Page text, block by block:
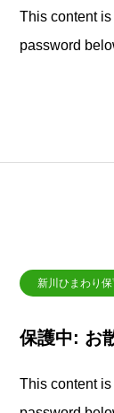
This content
password
新川ひまわり保
保護中: お
This content